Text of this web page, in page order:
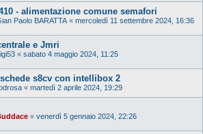
- alimentazione comune semafori
Paolo BARATTA « mercoledì 11 settembre 2024, 16:36
e Jmri
« sabato 4 maggio 2024, 11:25
s8cv con intellibox 2
« martedì 2 aprile 2024, 19:29
« venerdì 5 gennaio 2024, 22:26